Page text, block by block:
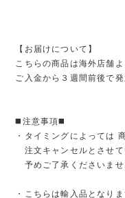
【お届けについて】
こちらの商品は海外店舗
ご入金から３週間前後で発
◼️注意事項◼️
・タイミングによっては
注文キャンセルとさせて
予めご了承くださいませ
・こちらは輸入品となりま